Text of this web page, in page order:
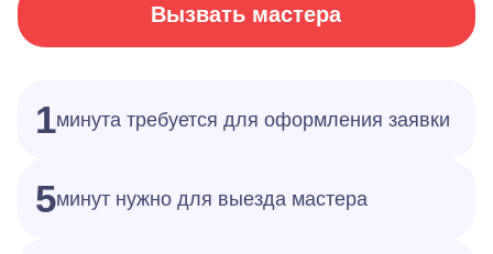
Вызвать мастера
1минута требуется для оформления заявки
5минут нужно для выезда мастера